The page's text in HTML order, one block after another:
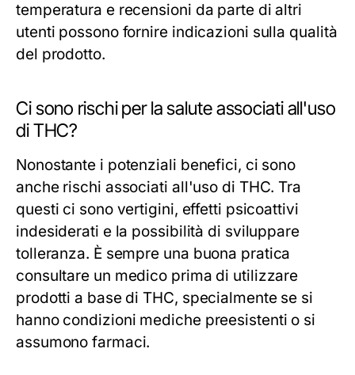
temperatura e recensioni da parte di altri
utenti possono fornire indicazioni sulla qualità
del prodotto.
Ci sono rischi per la salute associati all'uso
di THC?
Nonostante i potenziali benefici, ci sono
anche rischi associati all'uso di THC. Tra
questi ci sono vertigini, effetti psicoattivi
indesiderati e la possibilità di sviluppare
tolleranza. È sempre una buona pratica
consultare un medico prima di utilizzare
prodotti a base di THC, specialmente se si
hanno condizioni mediche preesistenti o si
assumono farmaci.